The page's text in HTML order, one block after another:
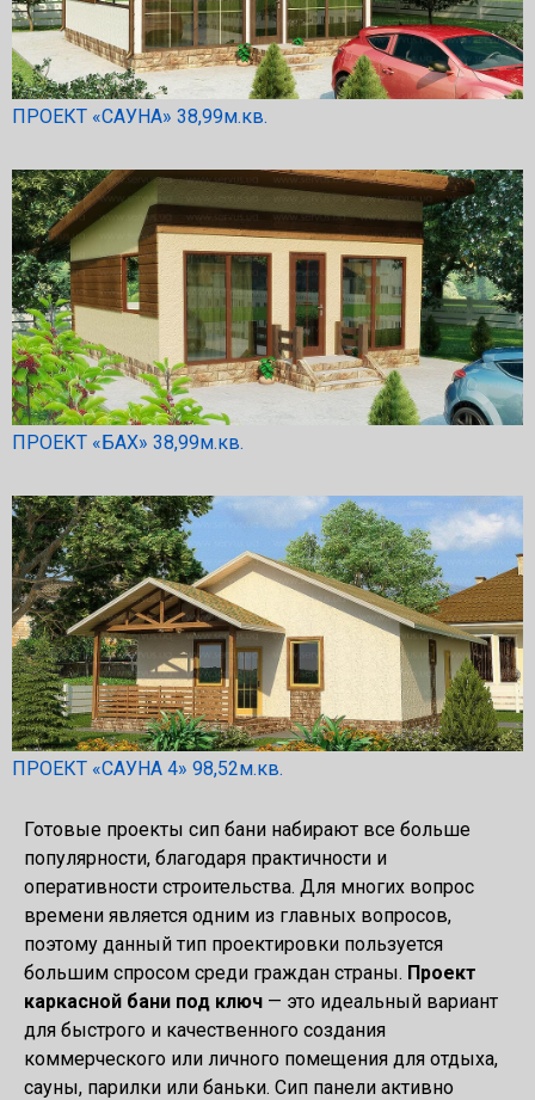
ПРОЕКТ «САУНА» 38,99м.кв.
ПРОЕКТ «БАХ» 38,99м.кв.
ПРОЕКТ «САУНА 4» 98,52м.кв.
Готовые проекты сип бани набирают все больше
популярности, благодаря практичности и
оперативности строительства. Для многих вопрос
времени является одним из главных вопросов,
поэтому данный тип проектировки пользуется
большим спросом среди граждан страны. Проект
каркасной бани под ключ — это идеальный вариант
для быстрого и качественного создания
коммерческого или личного помещения для отдыха,
сауны, парилки или баньки. Сип панели активно